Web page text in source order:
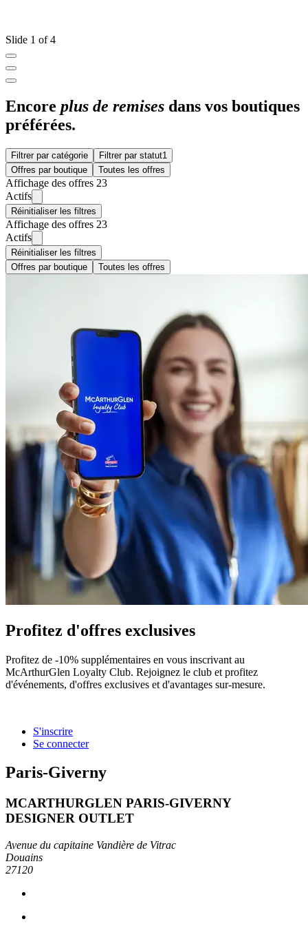
Slide 1 of 4
Encore plus de remises dans vos boutiques
préférées.
Filtrer par catégorie Filtrer par statut1
Offres par boutique
Toutes les offres
Affichage des offres 23
Actifs
Réinitialiser les filtres
Affichage des offres 23
Actifs
Réinitialiser les filtres
Offres par boutique
Toutes les offres
Profitez d'offres exclusives
Profitez de -10% supplémentaires en vous inscrivant au
McArthurGlen Loyalty Club. Rejoignez le club et profitez
d'événements, d'offres exclusives et d'avantages sur-mesure.
S'inscrire
Se connecter
Paris-Giverny
MCARTHURGLEN PARIS-GIVERNY
DESIGNER OUTLET
Avenue du capitaine Vandière de Vitrac
Douains
27120